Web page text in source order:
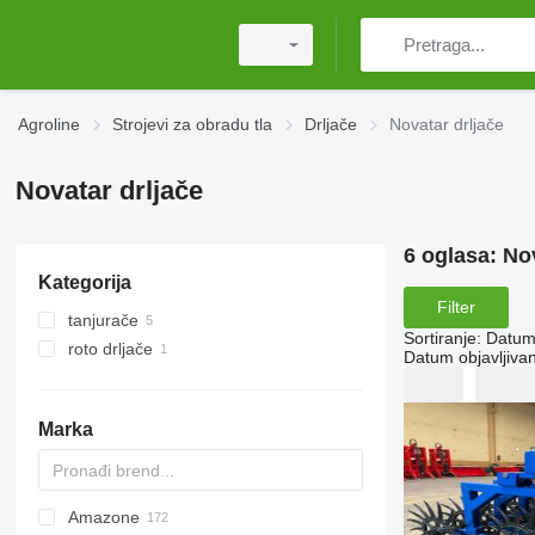
Agroline Strojevi za obradu tla Drljače Novatar drljače
Novatar drljače
Kategorija
tanjurače
roto drljače
Marka
Multivator
Disc-O-Mulch
Jaguar
AT30
8
AGD
Amazone
6 oglasa:
Filter
Sortiranje:
Datum